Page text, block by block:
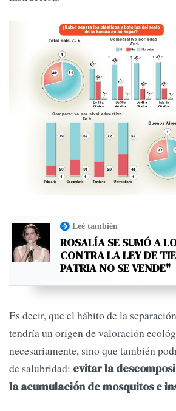
Leé también
ROSALÍA SE SUMÓ A
CONTRA LA LEY DE
PATRIA NO SE VENDE"
Es decir, que el hábito de la
tendría un origen de valoración
necesariamente, sino que también
de salubridad: evitar la
la acumulación de mosquitos e